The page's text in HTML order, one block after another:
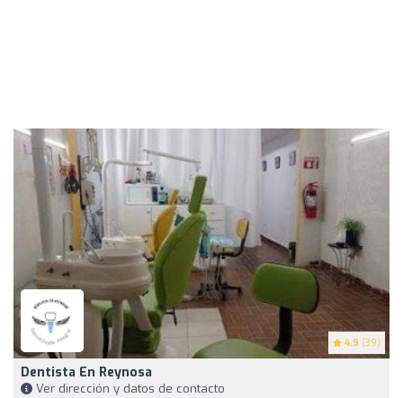
4.9 (39)
Dentista En Reynosa
Ver dirección y datos de contacto